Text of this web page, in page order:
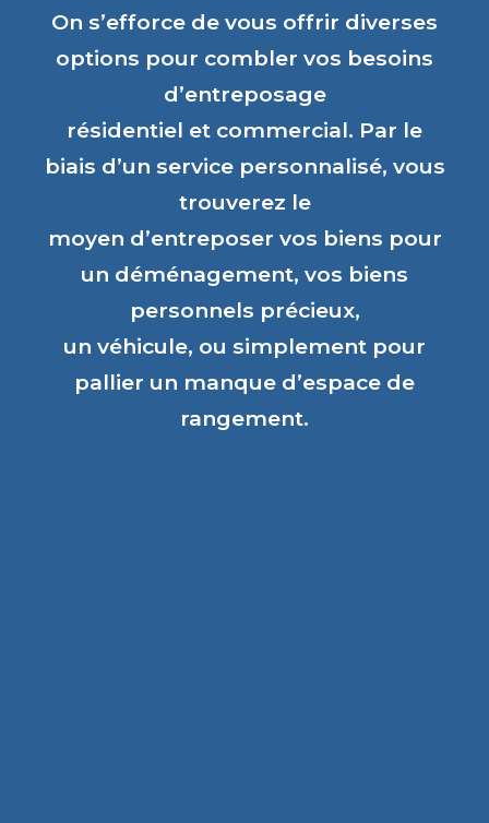
On s’efforce de vous offrir diverses
options pour combler vos besoins
d’entreposage
résidentiel et commercial. Par le
biais d’un service personnalisé, vous
trouverez le
moyen d’entreposer vos biens pour
un déménagement, vos biens
personnels précieux,
un véhicule, ou simplement pour
pallier un manque d’espace de
rangement.